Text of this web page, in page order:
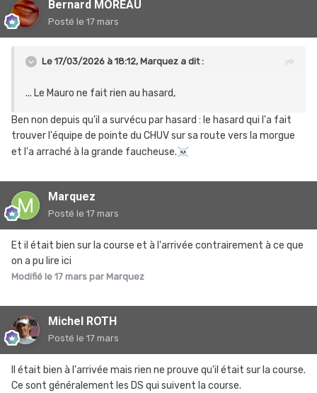
Bernard MOREAU
Posté le 17 mars
Le 17/03/2026 à 18:12, Marquez a dit :
... Le Mauro ne fait rien au hasard,
Ben non depuis qu'il a survécu par hasard : le hasard qui l'a fait
trouver l'équipe de pointe du CHUV sur sa route vers la morgue
et l'a arraché à la grande faucheuse.☠️
Marquez
Posté le 17 mars
Et il était bien sur la course et à l'arrivée contrairement à ce que
on a pu lire ici
Modifié le 17 mars par Marquez
Michel ROTH
Posté le 17 mars
Il était bien à l'arrivée mais rien ne prouve qu'il était sur la course.
Ce sont généralement les DS qui suivent la course.